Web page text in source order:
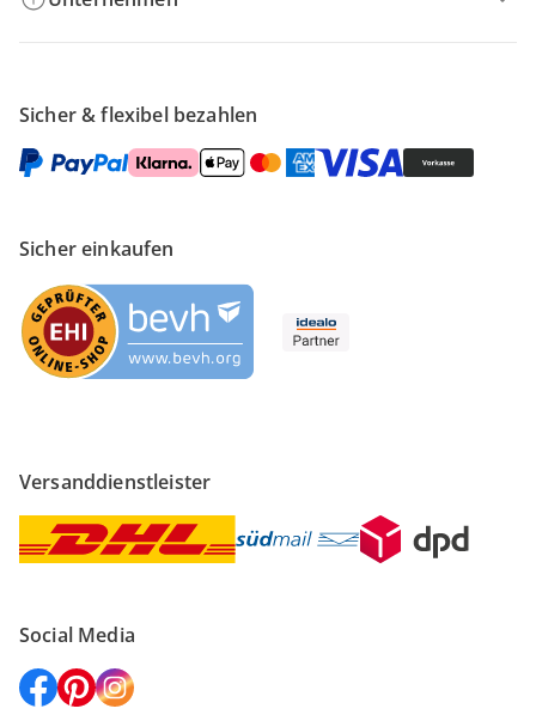
Sicher & flexibel bezahlen
Sicher einkaufen
Versanddienstleister
Social Media